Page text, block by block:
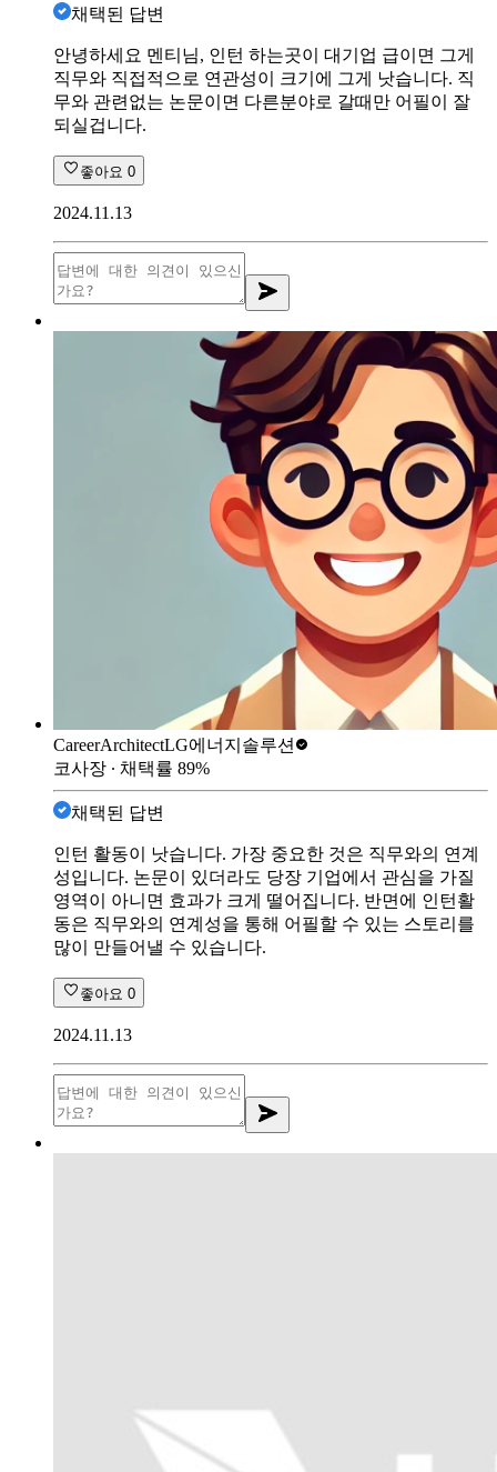
채택된 답변
안녕하세요 멘티님, 인턴 하는곳이 대기업 급이면 그게
직무와 직접적으로 연관성이 크기에 그게 낫습니다. 직
무와 관련없는 논문이면 다른분야로 갈때만 어필이 잘
되실겁니다.
좋아요 0
2024.11.13
CareerArchitectLG에너지솔루션
코사장 ∙ 채택률 89%
채택된 답변
인턴 활동이 낫습니다. 가장 중요한 것은 직무와의 연계
성입니다. 논문이 있더라도 당장 기업에서 관심을 가질
영역이 아니면 효과가 크게 떨어집니다. 반면에 인턴활
동은 직무와의 연계성을 통해 어필할 수 있는 스토리를
많이 만들어낼 수 있습니다.
좋아요 0
2024.11.13